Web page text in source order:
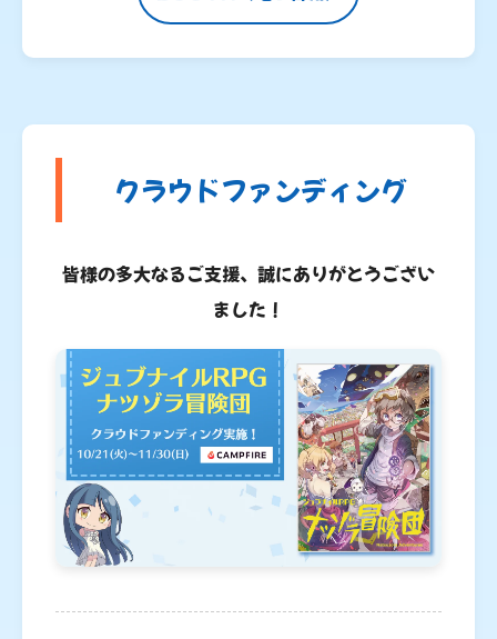
クラウドファンディング
皆様の多大なるご支援、誠にありがとうござい
ました！